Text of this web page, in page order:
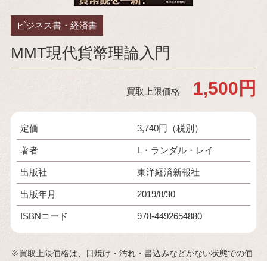
ビジネス書・経済書
MMT現代貨幣理論入門
買取上限価格 1,500円
定価 3,740円（税別）
著者 L・ランダル・レイ
出版社 東洋経済新報社
出版年月 2019/8/30
ISBNコード 978-4492654880
※買取上限価格は、日焼け・汚れ・書込みなどがない状態での価